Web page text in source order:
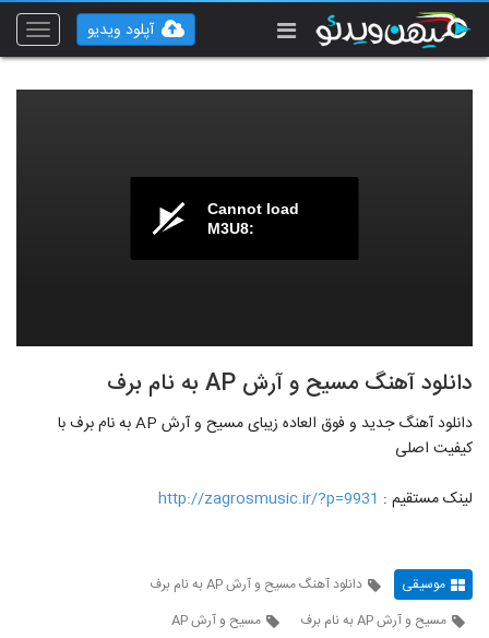
Toggle
آپلود ویدیو
Cannot load
M3U8:
دانلود آهنگ مسیح و آرش AP به نام برف
دانلود آهنگ جدید و فوق العاده زیبای مسیح و آرش AP به نام برف با
کیفیت اصلی
لینک مستقیم : http://zagrosmusic.ir/?p=9931
موسیقی
دانلود آهنگ مسیح و آرش AP به نام برف
مسیح و آرش AP به نام برف
مسیح و آرش AP